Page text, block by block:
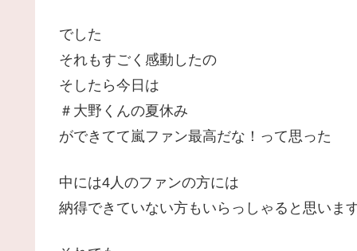
でした
それもすごく感動したの
そしたら今日は
＃大野くんの夏休み
ができてて嵐ファン最高だな！って思った
中には4人のファンの方には
納得できていない方もいらっしゃると思いま